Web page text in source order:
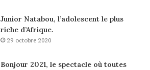
Junior Natabou, l’adolescent le plus
riche d’Afrique.
29 octobre 2020
Bonjour 2021, le spectacle où toutes